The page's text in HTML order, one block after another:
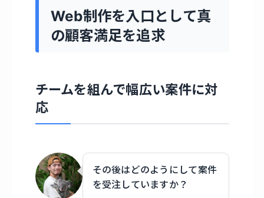
Web制作を入口として真
の顧客満足を追求
チームを組んで幅広い案件に対
応
その後はどのようにして案件
を受注していますか？